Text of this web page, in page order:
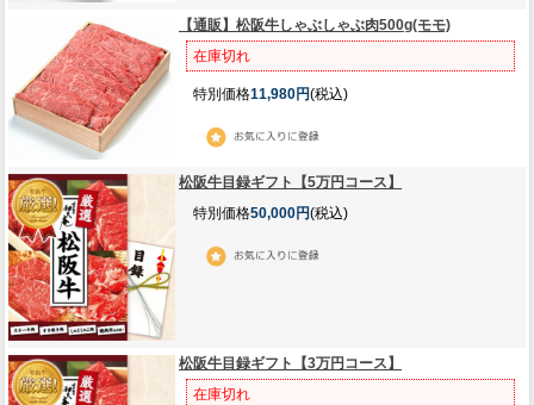
【通販】松阪牛しゃぶしゃぶ肉500g(モモ)
在庫切れ
特別価格11,980円(税込)
松阪牛目録ギフト【5万円コース】
特別価格50,000円(税込)
松阪牛目録ギフト【3万円コース】
在庫切れ